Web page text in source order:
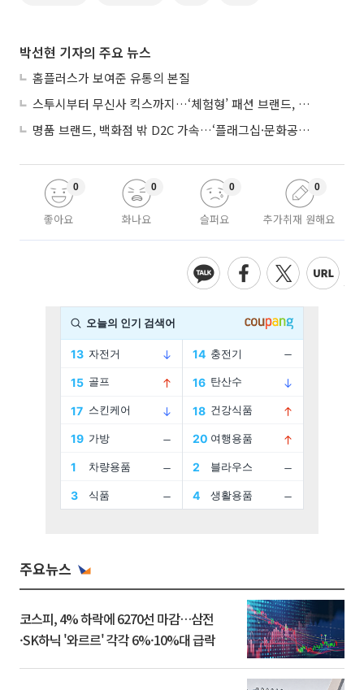
박선현 기자의 주요 뉴스
홈플러스가 보여준 유통의 본질
스투시부터 무신사 킥스까지…‘체험형’ 패션 브랜드, 잇단 제주행
명품 브랜드, 백화점 밖 D2C 가속…‘플래그십·문화공간’ 전략 눈길
좋아요
0
화나요
0
슬퍼요
0
추가취재 원해요
0
주요뉴스
코스피, 4% 하락에 6270선 마감…삼전
·SK하닉 '와르르' 각각 6%·10%대 급락